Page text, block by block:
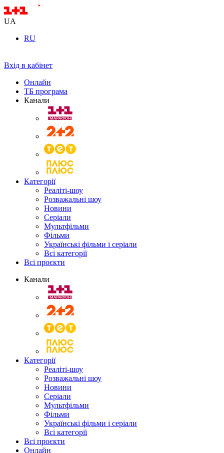
UA
RU
Вхід в кабінет
Онлайн
ТБ програма
Канали
Категорії
Реаліті-шоу
Розважальні шоу
Новини
Серіали
Мультфільми
Фільми
Українські фільми і серіали
Всі категорії
Всі проєкти
Канали
Категорії
Реаліті-шоу
Розважальні шоу
Новини
Серіали
Мультфільми
Фільми
Українські фільми і серіали
Всі категорії
Всі проєкти
Онлайн